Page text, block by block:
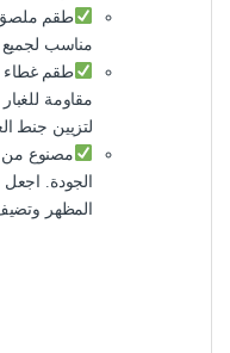
طقم ملصق
مناسب لجميع
طقم غطاء
مقاومة
لتزيين جنط
مصنوع من
الجودة. اجعل
المظهر